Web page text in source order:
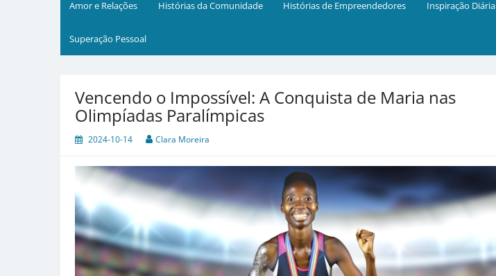
Amor e Relações Histórias da Comunidade Histórias de Empreendedores Inspiração Diária
Superação Pessoal
Vencendo o Impossível: A Conquista de Maria nas
Olimpíadas Paralímpicas
2024-10-14 Clara Moreira